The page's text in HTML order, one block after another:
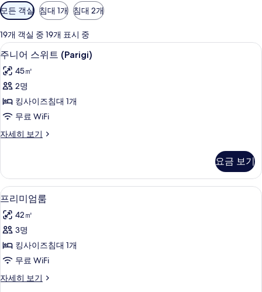
객
실
에
사
용
가
능
한
터
모든 객실 침대 1개 침대 2개
19개 객실 중 19개 표시 중
주
니
어
스
위
(Parigi)
진
모
두
보
기
고급 침구, 오리/거위털 이불, 미니바,
4
주니어 스위트 (Parigi)
45㎡
2명
킹사이즈침대 1개
무료 WiFi
자세히 보기
주
위
트
(Parigi)
세
히
기
요금 보기
프
리
미
엄
룸
진
프리미엄룸 | 고급 침구, 오리/거위털
4
프리미엄룸
42㎡
3명
킹사이즈침대 1개
무료 WiFi
자세히 보기
프